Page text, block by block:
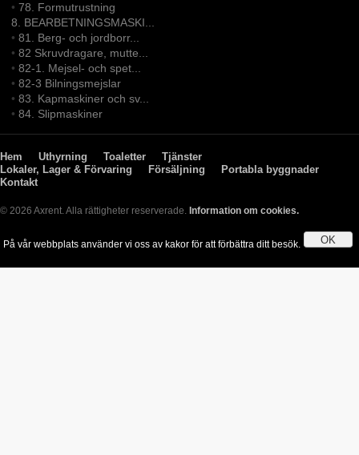
•78. Formutrustning
8. BEARBETNINGSMASKI...
•81. Berg- och jordborr...
•82 Skruvdragare, mutte...
•82-1. Mejsel- och spet...
•82-3 Bilningsmejslar
•83. Kapmaskiner och sv...
•84. Slipmaskiner
Hem Uthyrning Toaletter
Tjänster
Lokaler, Lager & Förvaring
Försäljning
Portabla byggnader
Kontakt
© 2026 Axrent. Alla rättigheter reserverade. Information om cookies.
OK
På vår webbplats använder vi oss av kakor för att förbättra ditt besök.